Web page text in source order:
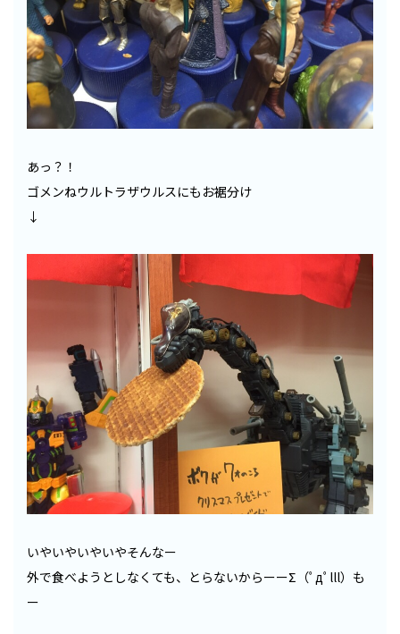
あっ？！
ゴメンねウルトラザウルスにもお裾分け
↓
いやいやいやいやそんなー
外で食べようとしなくても、とらないからーーΣ（ﾟдﾟlll）も
ー